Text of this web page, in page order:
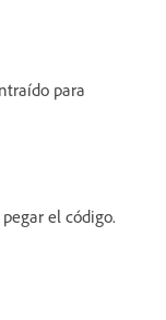
para
el código.